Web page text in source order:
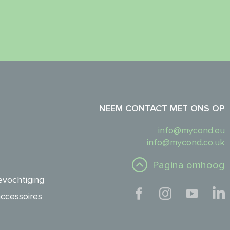
NEEM CONTACT MET ONS OP
info@mycond.eu
info@mycond.co.uk
Pagina omhoog